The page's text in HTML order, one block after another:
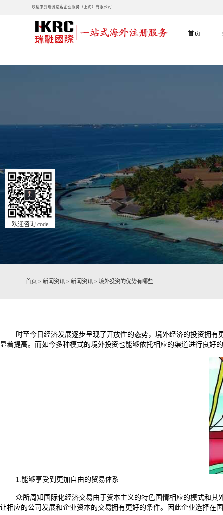
欢迎来到瑞驰达客企业服务（上海）有限公司!
首页
首页 > 新闻资讯 > 新闻资讯 > 境外投资的优势有哪些
时至今日经济发展逐步呈现了开放性的态势，境外经济的投资拥
显着提高。而如今多种模式的境外投资也能够依托相应的渠道进行良好
1.能够享受到更加自由的贸易体系
众所周知国际化经济交易由于资本主义的特色国情相应的模式和
让相应的公司发展和企业资本的交易拥有更好的条件。因此企业选择在
欢迎咨询 code